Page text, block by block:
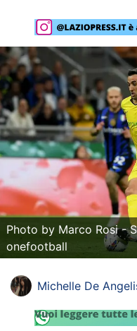
Rassegna Lazio
Social
Calcio
Serie A
Champions
Europa League
Altri Sport
Formula 1
Tennis
Vela
Photo by Marco Rosi -
onefootball
Michelle De